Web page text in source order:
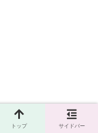
トップ サイドバー